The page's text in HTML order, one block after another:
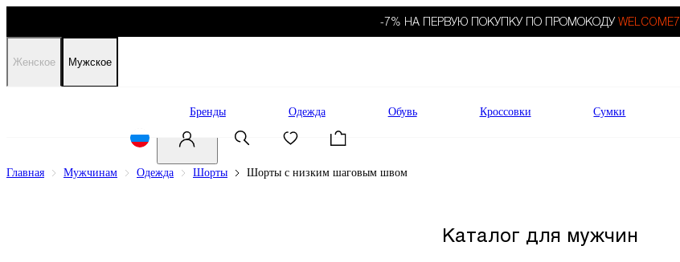
-7% НА ПЕРВУЮ ПОКУПКУ ПО ПРОМОКОДУ WELCOME7.
Женское Мужское
Бренды Одежда Обувь Кроссовки Сумки
Главная Мужчинам Одежда Шорты Шорты с низким шаговым швом
Каталог для мужчин